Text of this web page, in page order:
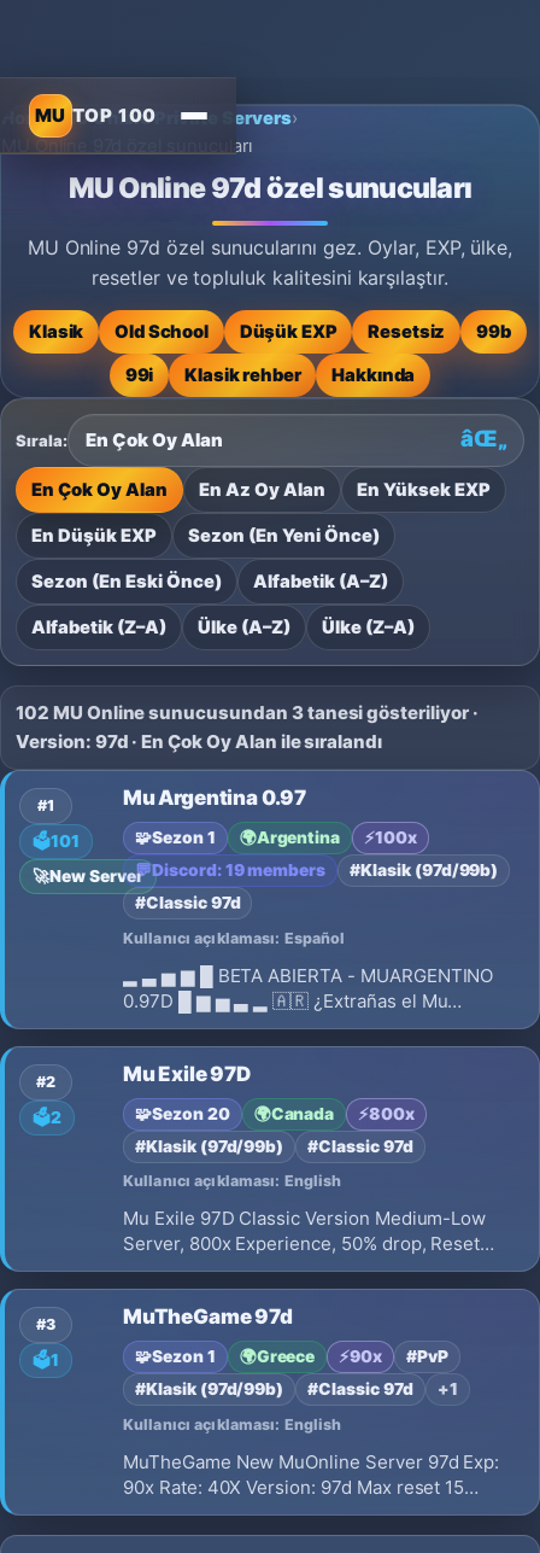
MU TOP 100
Home›MU Online Private Servers›
MU Online 97d özel sunucuları
MU Online 97d özel sunucuları
MU Online 97d özel sunucularını gez. Oylar, EXP, ülke,
resetler ve topluluk kalitesini karşılaştır.
Klasik Old School Düşük EXP Resetsiz
99b
99i
Klasik rehber Hakkında
Sırala:
En Çok Oy Alan En Az Oy Alan En Yüksek EXP
En Düşük EXP Sezon (En Yeni Önce)
Sezon (En Eski Önce) Alfabetik (A–Z)
Alfabetik (Z–A) Ülke (A–Z) Ülke (Z–A)
102 MU Online sunucusundan 3 tanesi gösteriliyor ·
Version: 97d · En Çok Oy Alan ile sıralandı
#1
🗳️101
🚀New Server
Mu Argentina 0.97
🧩Sezon 1 🌍Argentina ⚡100x
💬Discord: 19 members
#Klasik (97d/99b)
#Classic 97d
Kullanıcı açıklaması: Español
▂ ▃ ▅ ▆ █ BETA ABIERTA - MUARGENTINO
0.97D █ ▆ ▅ ▃ ▂ 🇦🇷 ¿Extrañas el Mu
Argentina de 2005-2007? ⚔️ ¡La experiencia
clásica está de regreso! 🔥 MUARGENTINO –
FULL PVP SIN COMBOS 🔥 ✨ Revive la esencia
del MU que marcó una generación.
#2
🗳️2
Mu Exile 97D
🧩Sezon 20 🌍Canada ⚡800x
#Klasik (97d/99b)
#Classic 97d
Kullanıcı açıklaması: English
Mu Exile 97D Classic Version Medium-Low
Server, 800x Experience, 50% drop, Reset
Points after Reset=Yes, Points to add per
Reset=500.
#3
🗳️1
MuTheGame 97d
🧩Sezon 1 🌍Greece ⚡90x
#PvP
#Klasik (97d/99b)
#Classic 97d +1
Kullanıcı açıklaması: English
MuTheGame New MuOnline Server 97d Exp:
90x Rate: 40X Version: 97d Max reset 15
Server Location Greece “We are still working
on the server to make it even better.” 🔥